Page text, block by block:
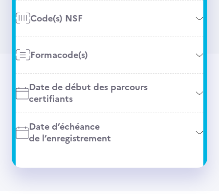
Code(s) NSF
Formacode(s)
Date de début des parcours
certifiants
Date d’échéance
de l’enregistrement